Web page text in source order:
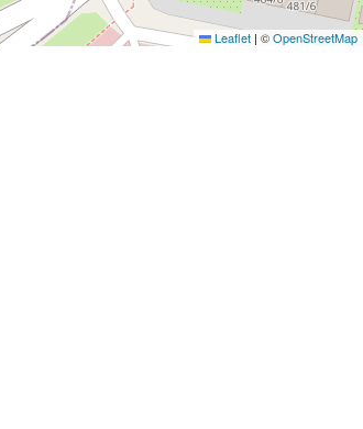
Leaflet | ©OpenStreetMap